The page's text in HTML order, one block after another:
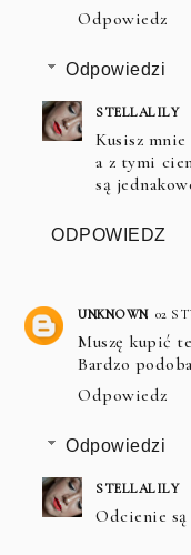
Odpowiedz
Odpowiedzi
STELLALILY
Kusisz
a z tymi
są
ODPOWIEDZ
UNKNOWN 02
Muszę kupić
Bardzo
Odpowiedz
Odpowiedzi
STELLALILY
Odcienie